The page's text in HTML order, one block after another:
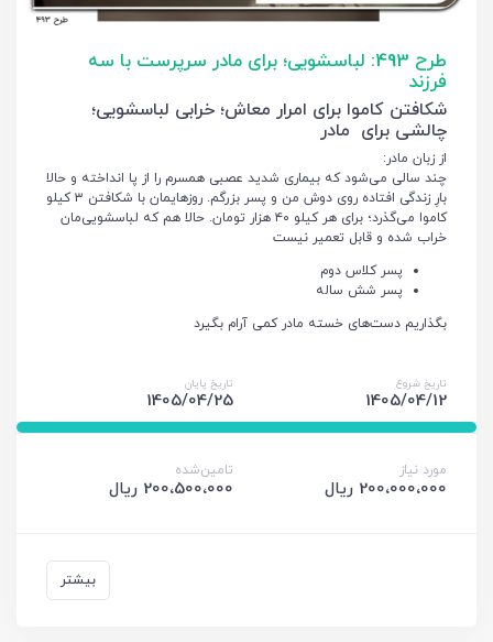
طرح 493: لباسشویی؛ برای مادر سرپرست با سه
فرزند
شکافتن کاموا برای امرار معاش؛ خرابی لباسشویی؛
چالشی برای مادر
از زبان مادر:
چند سالی می‌شود که بیماری شدید عصبی همسرم را از پا انداخته و حالا
بارِ زندگی افتاده روی دوش من و پسر بزرگم. روزهایمان با شکافتن ۳ کیلو
کاموا می‌گذرد؛ برای هر کیلو ۴۰ هزار تومان. حالا هم که لباسشویی‌مان
خراب شده و قابل تعمیر نیست
پسر کلاس دوم
پسر شش ساله
بگذاریم دست‌های خسته مادر کمی آرام بگیرد
تاریخ شروع
1405/04/12
تاریخ پایان
1405/04/25
مورد نیاز
200،000،000 ریال
تامین‌شده
200،500،000 ریال
بیشتر